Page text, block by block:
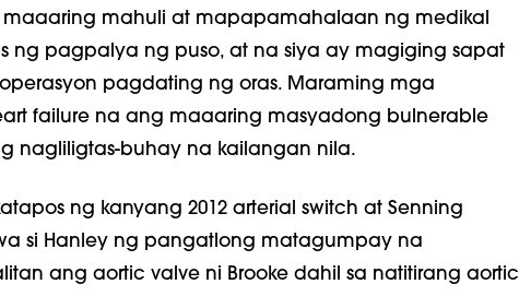
mahuli at mapapamahalaan ng medikal
ng pagpalya ng puso, at na siya ay magiging sapat
pagdating ng oras. Maraming mga
failure na ang maaaring masyadong bulnerable
nagliligtas-buhay na kailangan nila.
ng kanyang 2012 arterial switch at Senning
si Hanley ng pangatlong matagumpay na
ang aortic valve ni Brooke dahil sa natitirang aortic